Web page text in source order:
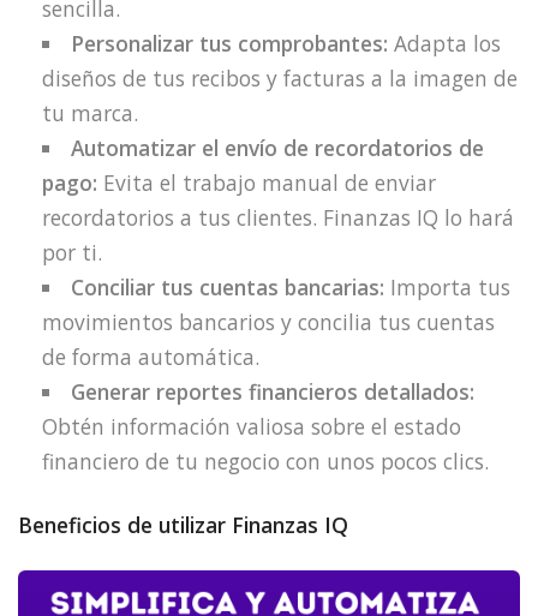
sencilla.
Personalizar tus comprobantes: Adapta los
diseños de tus recibos y facturas a la imagen de
tu marca.
Automatizar el envío de recordatorios de
pago: Evita el trabajo manual de enviar
recordatorios a tus clientes. Finanzas IQ lo hará
por ti.
Conciliar tus cuentas bancarias: Importa tus
movimientos bancarios y concilia tus cuentas
de forma automática.
Generar reportes financieros detallados:
Obtén información valiosa sobre el estado
financiero de tu negocio con unos pocos clics.
Beneficios de utilizar Finanzas IQ